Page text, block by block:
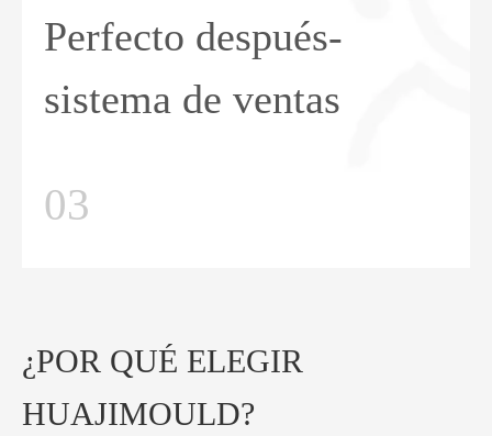
Perfecto después-
sistema de ventas
03
¿POR QUÉ ELEGIR
HUAJIMOULD?